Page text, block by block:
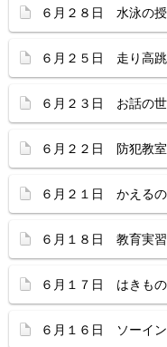
６月２８日 水泳の
６月２５日 走り高
６月２３日 お話の
６月２２日 防犯教室
６月２１日 かえる
６月１８日 教育実習
６月１７日 はきもの
６月１６日 ソーイ